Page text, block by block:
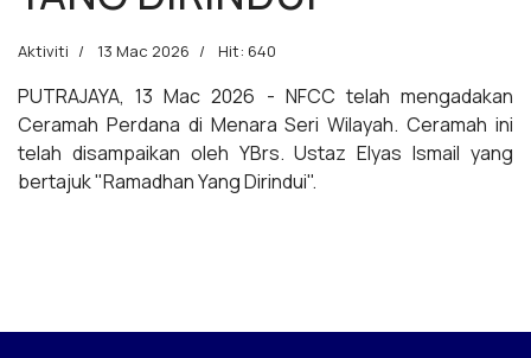
Aktiviti 13 Mac 2026 Hit: 640
PUTRAJAYA, 13 Mac 2026 - NFCC telah mengadakan
Ceramah Perdana di Menara Seri Wilayah. Ceramah ini
telah disampaikan oleh YBrs. Ustaz Elyas Ismail yang
bertajuk "Ramadhan Yang Dirindui".